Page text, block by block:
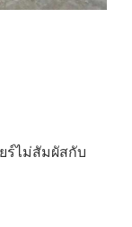
ร์ไม่สัมผัสกับ